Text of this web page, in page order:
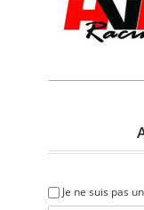
Je ne suis pas